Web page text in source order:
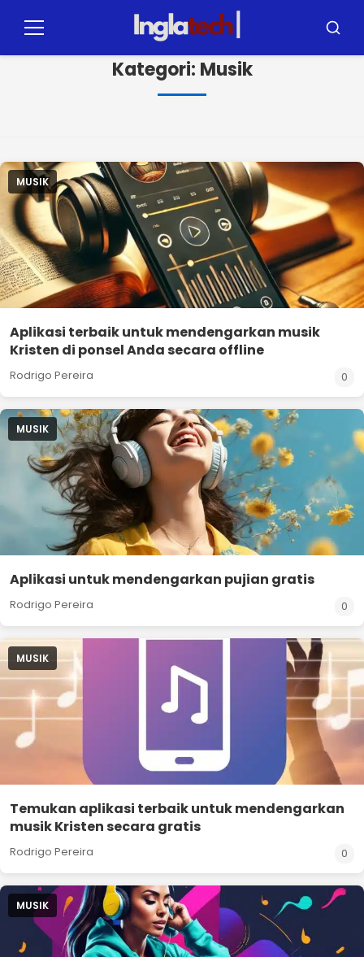
Menu
Kategori: Musik
MUSIK
Aplikasi terbaik untuk mendengarkan musik
Kristen di ponsel Anda secara offline
Rodrigo Pereira 0
MUSIK
Aplikasi untuk mendengarkan pujian gratis
Rodrigo Pereira 0
MUSIK
Temukan aplikasi terbaik untuk mendengarkan
musik Kristen secara gratis
Rodrigo Pereira 0
MUSIK